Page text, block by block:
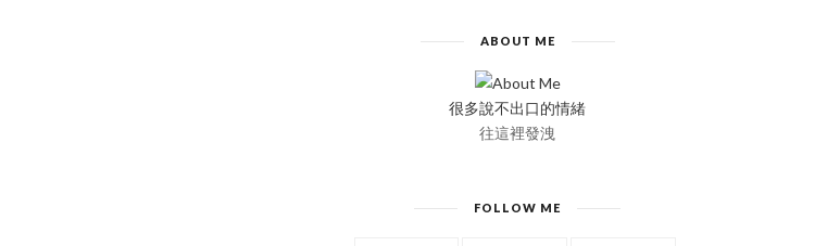
ABOUT ME
很多說不出口的情緒
往這裡發洩
FOLLOW ME